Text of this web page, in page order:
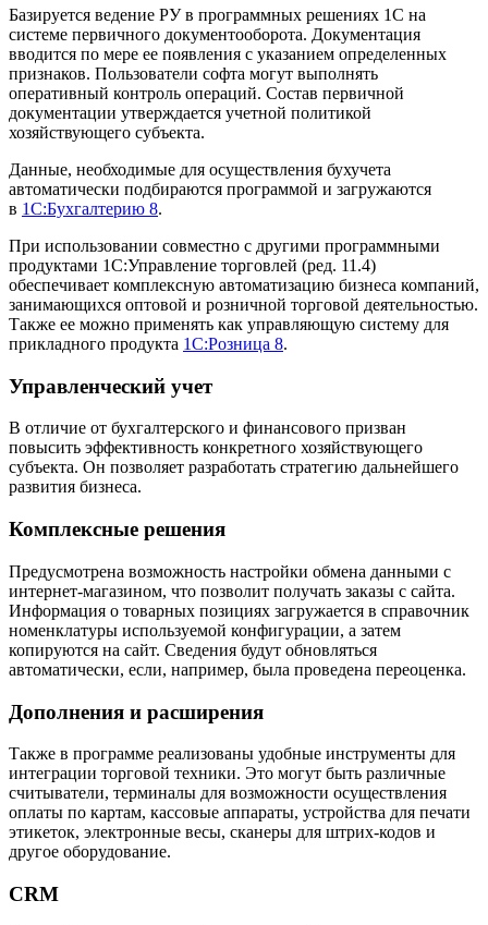
Базируется ведение РУ в программных решениях 1С на
системе первичного документооборота. Документация
вводится по мере ее появления с указанием определенных
признаков. Пользователи софта могут выполнять
оперативный контроль операций. Состав первичной
документации утверждается учетной политикой
хозяйствующего субъекта.
Данные, необходимые для осуществления бухучета
автоматически подбираются программой и загружаются
в 1С:Бухгалтерию 8.
При использовании совместно с другими программными
продуктами 1С:Управление торговлей (ред. 11.4)
обеспечивает комплексную автоматизацию бизнеса компаний,
занимающихся оптовой и розничной торговой деятельностью.
Также ее можно применять как управляющую систему для
прикладного продукта 1С:Розница 8.
Управленческий учет
В отличие от бухгалтерского и финансового призван
повысить эффективность конкретного хозяйствующего
субъекта. Он позволяет разработать стратегию дальнейшего
развития бизнеса.
Комплексные решения
Предусмотрена возможность настройки обмена данными с
интернет-магазином, что позволит получать заказы с сайта.
Информация о товарных позициях загружается в справочник
номенклатуры используемой конфигурации, а затем
копируются на сайт. Сведения будут обновляться
автоматически, если, например, была проведена переоценка.
Дополнения и расширения
Также в программе реализованы удобные инструменты для
интеграции торговой техники. Это могут быть различные
считыватели, терминалы для возможности осуществления
оплаты по картам, кассовые аппараты, устройства для печати
этикеток, электронные весы, сканеры для штрих-кодов и
другое оборудование.
CRM